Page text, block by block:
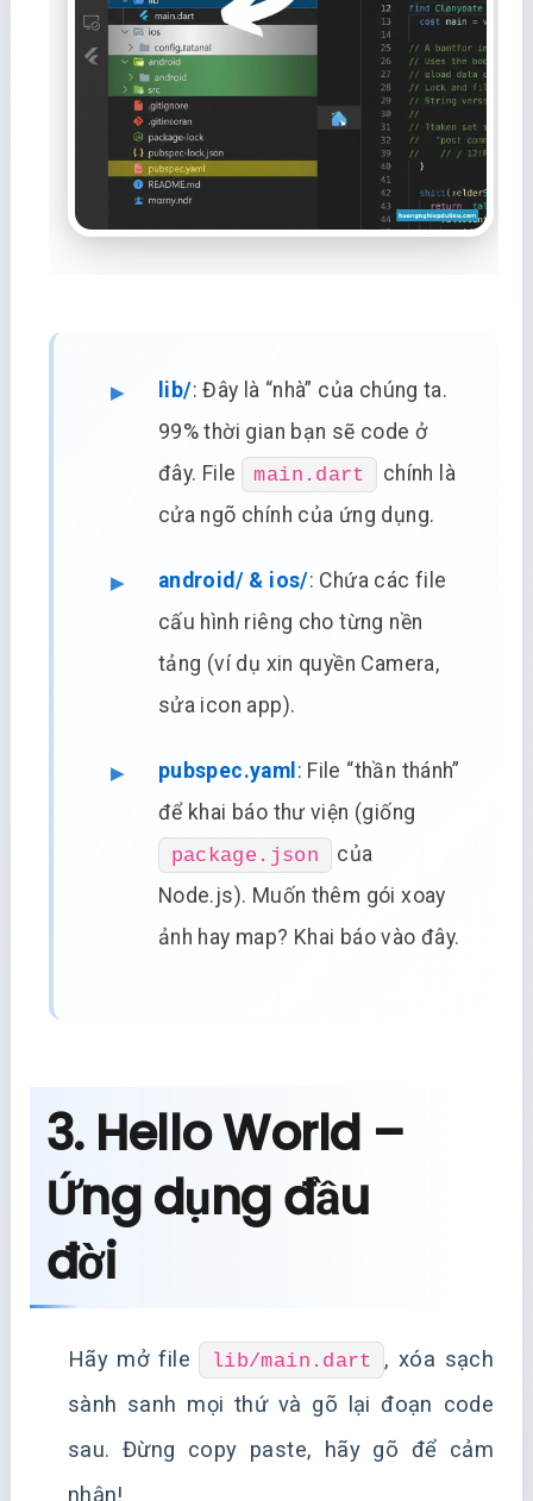
lib/: Đây là “nhà” của chúng ta.
99% thời gian bạn sẽ code ở
đây. File
main.dart
chính là
cửa ngõ chính của ứng dụng.
android/ & ios/: Chứa các file
cấu hình riêng cho từng nền
tảng (ví dụ xin quyền Camera,
sửa icon app).
pubspec.yaml : File “thần thánh”
để khai báo thư viện (giống
package.json
của
Node.js). Muốn thêm gói xoay
ảnh hay map? Khai báo vào đây.
3. Hello World –
Ứng dụng đầu
đời
Hãy mở file lib/main.dart
, xóa sạch
sành sanh mọi thứ và gõ lại đoạn code
sau. Đừng copy paste, hãy gõ để cảm
nhận!